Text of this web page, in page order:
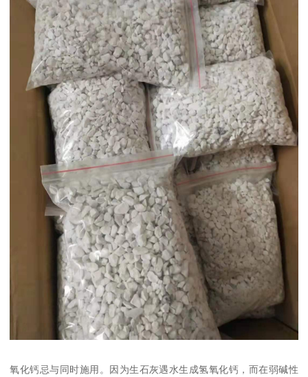
氧化钙忌与同时施用。因为生石灰遇水生成氢氧化钙，而在弱碱性